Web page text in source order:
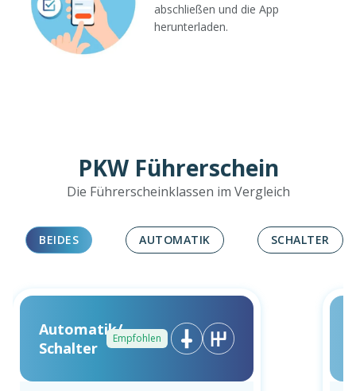
abschließen und die App
herunterladen.
PKW Führerschein
Die Führerscheinklassen im Vergleich
BEIDES AUTOMATIK SCHALTER
Automatik/
Schalter
Empfohlen